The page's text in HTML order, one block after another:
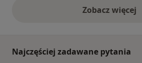
Zobacz więcej
opinie
Najczęściej zadawane pytania